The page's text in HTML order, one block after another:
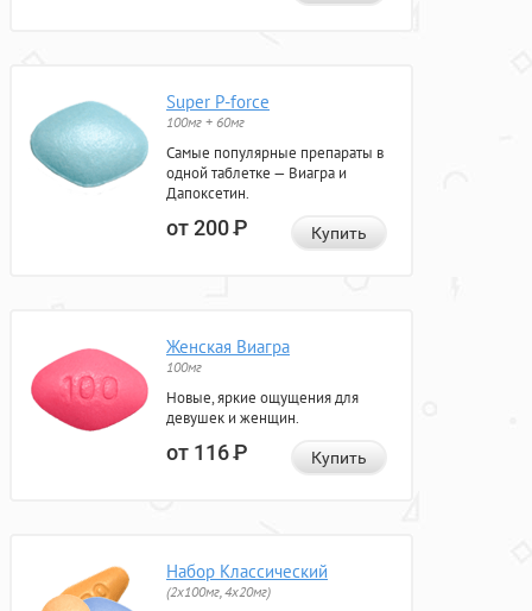
Super P-force
100мг + 60мг
Самые популярные препараты в
одной таблетке — Виагра и
Дапоксетин.
от 200Р Купить
Женская Виагра
100мг
Новые, яркие ощущения для
девушек и женщин.
от 116Р Купить
Набор Классический
(2x100мг, 4x20мг)